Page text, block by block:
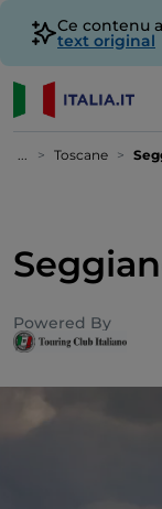
Ce contenu
text original
... Toscane
Powered By